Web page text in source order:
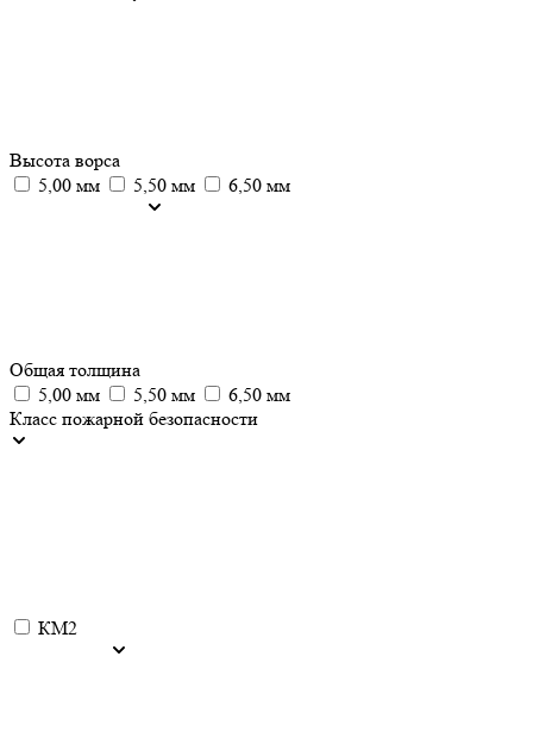
Высота ворса
5,00 мм
5,50 мм 6,50 мм
Общая толщина
5,00 мм
5,50 мм
6,50 мм
Класс пожарной безопасности
КМ2